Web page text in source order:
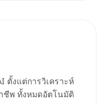
ตั้งแต่การวิเคราะห์
ชีพ ทั้งหมดอัตโนมัติ